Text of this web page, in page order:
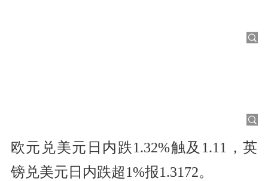
欧元兑美元日内跌1.32%触及1.11，英
镑兑美元日内跌超1%报1.3172。